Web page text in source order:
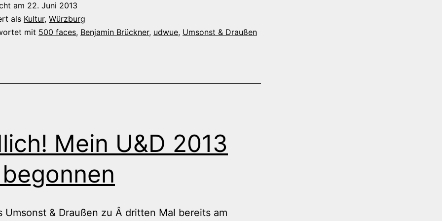
am 22. Juni 2013
als Kultur, Würzburg
mit 500 faces, Benjamin Brückner, udwue, Umsonst & Draußen
Mein U&D 2013
Umsonst & Draußen zu Â dritten Mal bereits am